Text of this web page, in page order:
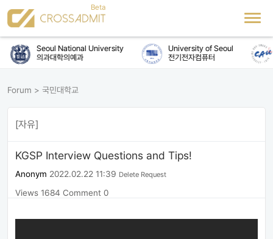
Seoul National University
의과대학의예과
University of Seoul
전기전자컴퓨터
Forum > 국민대학교
[자유]
KGSP Interview Questions and Tips!
Anonym 2022.02.22 11:39 Delete Request
Views 1684 Comment 0